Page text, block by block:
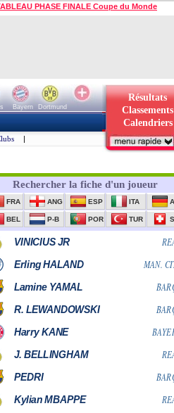
PHASE FINALE Coupe du Monde
Bayern
Dortmund
Résultats
Classements
Calendriers
|